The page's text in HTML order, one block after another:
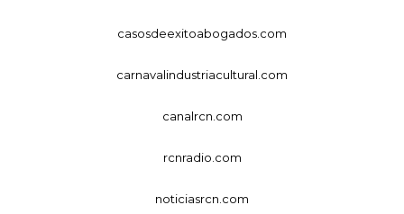
casosdeexitoabogados.com
carnavalindustriacultural.com
canalrcn.com
rcnradio.com
noticiasrcn.com